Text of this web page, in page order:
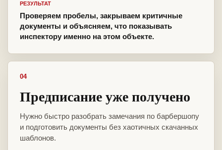
РЕЗУЛЬТАТ
Проверяем пробелы, закрываем критичные
документы и объясняем, что показывать
инспектору именно на этом объекте.
04
Предписание уже получено
Нужно быстро разобрать замечания по барбершопу
и подготовить документы без хаотичных скачанных
шаблонов.